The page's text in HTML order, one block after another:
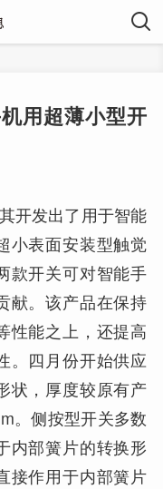
用超薄小型开
发出了用于智能
小表面安装型触觉
款开关可对智能手
献。该产品在保持
性能之上，还提高
。四月份开始供应
状，厚度较原有产
。侧按型开关多数
内部簧片的转换形
接作用于内部簧片